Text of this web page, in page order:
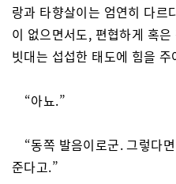
랑과 타향살이는 엄연히 다르
이 없으면서도, 편협하게 혹
빗대는 섭섭한 태도에 힘을
“아뇨.”
“동쪽 발음이로군. 그렇다
준다고.”